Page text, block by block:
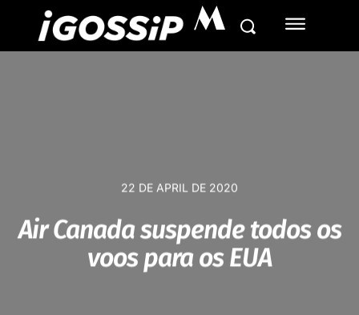
M
22 DE APRIL DE 2020
Air Canada suspende todos os
voos para os EUA